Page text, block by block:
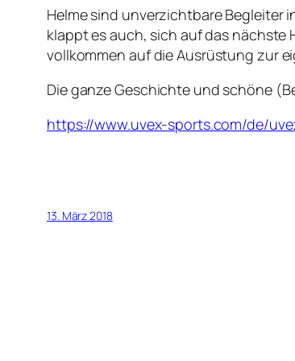
Helme sind unverzichtbare Begleiter
klappt es auch, sich auf das nächste
vollkommen auf die Ausrüstung zur
Die ganze Geschichte und schöne
https://www.uvex-sports.com/de/
13. März 2018